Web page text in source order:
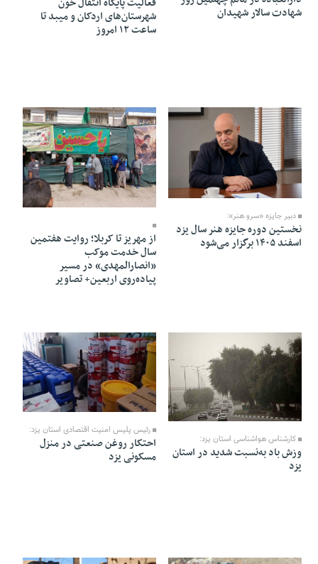
شهادت سالار شهیدان شهرستان‌های اردکان و میبد تا
ساعت ۱۲ امروز
دبیر جایزه «سرو هنر»:
نخستین دوره جایزه هنر سال یزد
اسفند ۱۴۰۵ برگزار می‌شود
12 Mordad 1405 - 21:43
از مهریز تا کربلا؛ روایت هفتمین
سال خدمت موکب
«انصارالمهدی» در مسیر
پیاده‌روی اربعین+ تصاویر
12 Mordad 1405 - 18:47
کارشناس هواشناسی استان یزد:
وزش باد به‌نسبت شدید در استان
یزد
12 Mordad 1405 - 18:45
رئیس پلیس امنیت اقتصادی استان یزد:
احتکار روغن صنعتی در منزل
مسکونی یزد